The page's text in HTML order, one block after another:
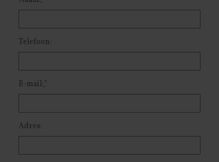
Telefoon:
E-mail:*
Adres: